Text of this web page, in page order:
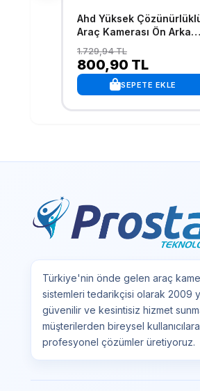
Ahd Yüksek
Araç Kamerası Ön Arka
Kelebek Ve Tampon
Uyumlu
1.729,94 TL
800,90 TL
SEPETE EKLE
Türkiye'nin önde gelen araç
sistemleri tedarikçisi olarak 2009
güvenilir ve kesintisiz hizmet
müşterilerden bireysel
profesyonel çözümler üretiyoruz.